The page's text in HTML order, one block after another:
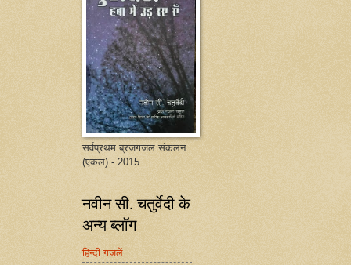
सर्वप्रथम ब्रजगजल संकलन
(एकल) - 2015
नवीन सी. चतुर्वेदी के
अन्य ब्लॉग
हिन्दी गजलें